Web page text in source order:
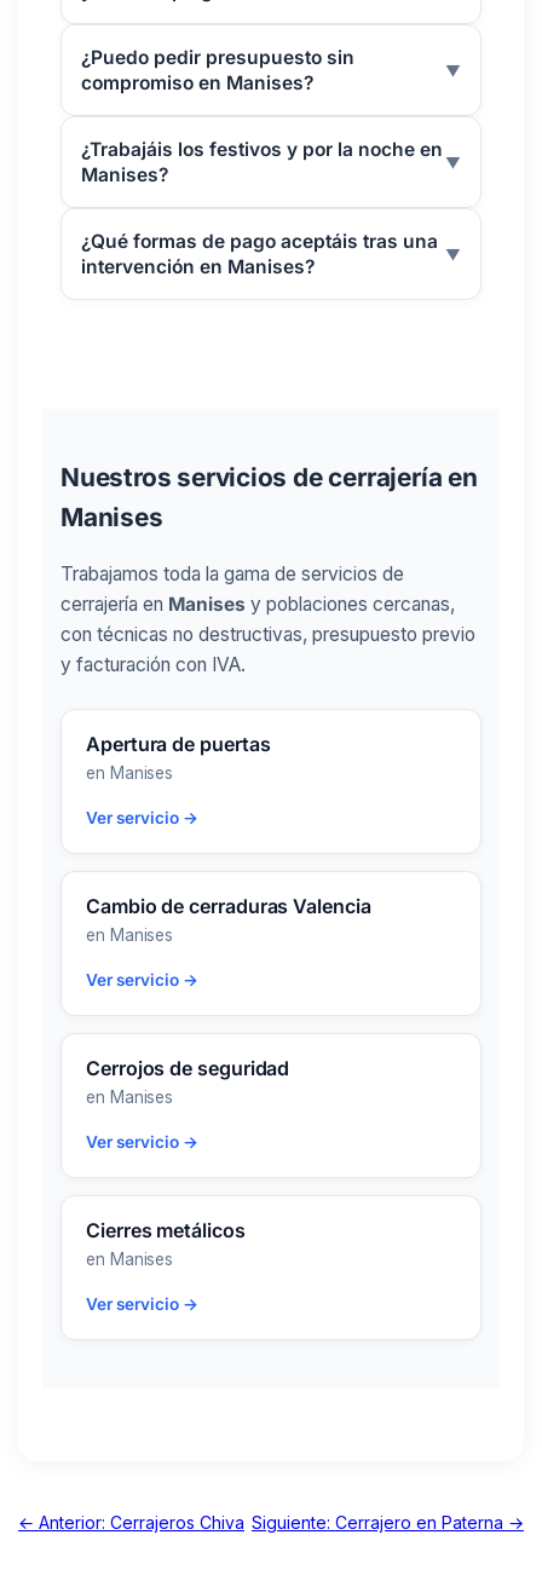
¿Puedo pedir presupuesto sin
compromiso en Manises?
▼
¿Trabajáis los festivos y por la noche en
Manises?
▼
¿Qué formas de pago aceptáis tras una
intervención en Manises?
▼
Nuestros servicios de cerrajería en
Manises
Trabajamos toda la gama de servicios de
cerrajería en Manises y poblaciones cercanas,
con técnicas no destructivas, presupuesto previo
y facturación con IVA.
Apertura de puertas
en Manises
Ver servicio →
Cambio de cerraduras Valencia
en Manises
Ver servicio →
Cerrojos de seguridad
en Manises
Ver servicio →
Cierres metálicos
en Manises
Ver servicio →
← Anterior: Cerrajeros Chiva Siguiente: Cerrajero en Paterna →